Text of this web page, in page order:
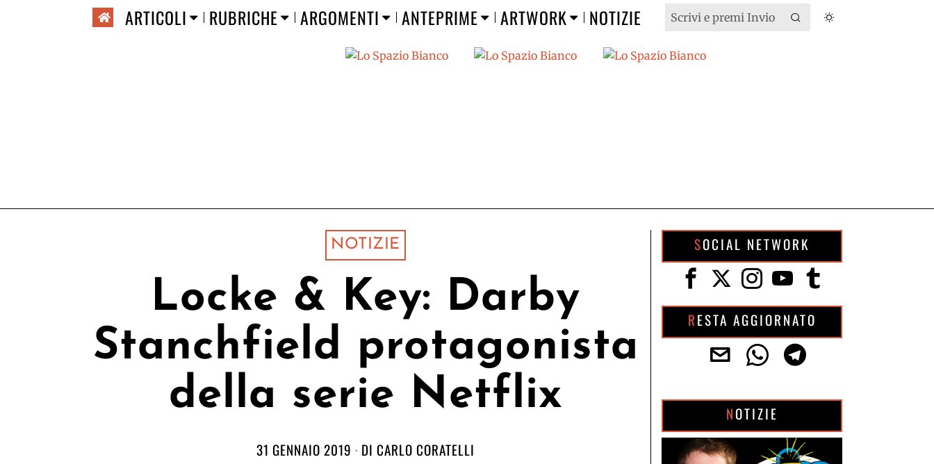
ARTICOLI RUBRICHE ARGOMENTI ANTEPRIME ARTWORK NOTIZIE
NOTIZIE
Locke & Key: Darby
Stanchfield protagonista
della serie Netflix
31 GENNAIO 2019 DI CARLO CORATELLI
SOCIAL NETWORK
RESTA AGGIORNATO
NOTIZIE